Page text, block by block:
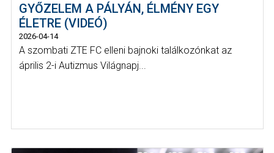
GYŐZELEM A PÁLYÁN, ÉLMÉNY EGY
ÉLETRE (VIDEÓ)
2026-04-14
A szombati ZTE FC elleni bajnoki találkozónkat az
április 2-i Autizmus Világnapj...